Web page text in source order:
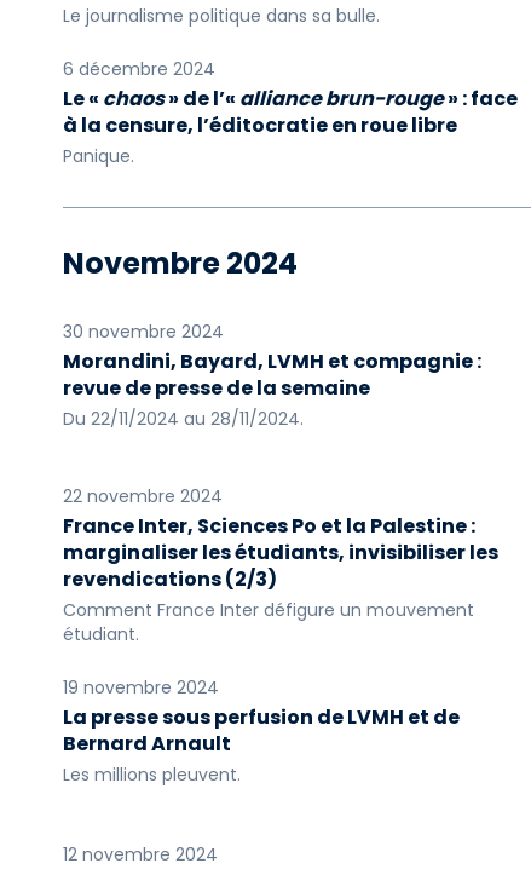
Le journalisme politique dans sa bulle.
6 décembre 2024
Le « chaos» de l’« alliance brun-rouge» : face
à la censure, l’éditocratie en roue libre
Panique.
Novembre 2024
30 novembre 2024
Morandini, Bayard, LVMH et compagnie :
revue de presse de la semaine
Du 22/11/2024 au 28/11/2024.
22 novembre 2024
France Inter, Sciences Po et la Palestine :
marginaliser les étudiants, invisibiliser les
revendications (2/3)
Comment France Inter défigure un mouvement
étudiant.
19 novembre 2024
La presse sous perfusion de LVMH et de
Bernard Arnault
Les millions pleuvent.
12 novembre 2024